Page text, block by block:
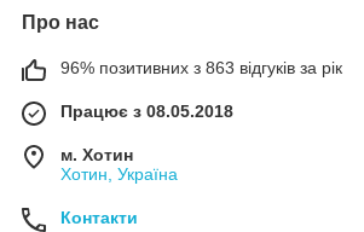
Про нас
96% позитивних з 863 відгуків за рік
Працює з 08.05.2018
м. Хотин
Хотин, Україна
Контакти